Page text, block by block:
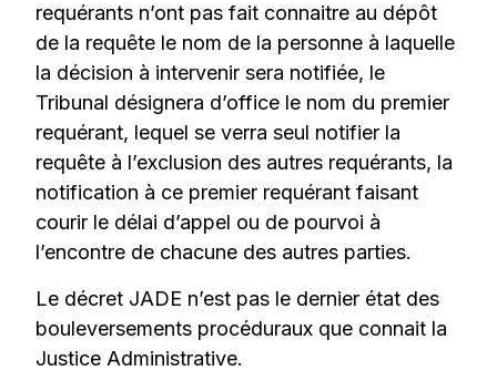
requérants n’ont pas fait connaitre au dépôt
de la requête le nom de la personne à laquelle
la décision à intervenir sera notifiée, le
Tribunal désignera d’office le nom du premier
requérant, lequel se verra seul notifier la
requête à l’exclusion des autres requérants, la
notification à ce premier requérant faisant
courir le délai d’appel ou de pourvoi à
l’encontre de chacune des autres parties.
Le décret JADE n’est pas le dernier état des
bouleversements procéduraux que connait la
Justice Administrative.